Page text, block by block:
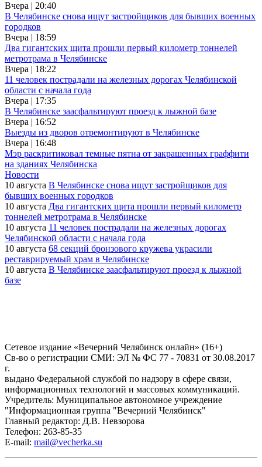
Вчера | 20:40
В Челябинске снова ищут застройщиков для бывших военных
городков
Вчера | 18:59
Два гигантских щита прошли первый километр тоннелей
метротрама в Челябинске
Вчера | 18:22
11 человек пострадали на железных дорогах Челябинской
области с начала года
Вчера | 17:35
В Челябинске заасфальтируют проезд к лыжной базе
Вчера | 16:52
Выезды из дворов отремонтируют в Челябинске
Вчера | 16:48
Мэр раскритиковал темные пятна от закрашенных граффити
на зданиях Челябинска
Новости
10 августа В Челябинске снова ищут застройщиков для
бывших военных городков
10 августа Два гигантских щита прошли первый километр
тоннелей метротрама в Челябинске
10 августа 11 человек пострадали на железных дорогах
Челябинской области с начала года
10 августа 68 секций бронзового кружева украсили
реставрируемый храм в Челябинске
10 августа В Челябинске заасфальтируют проезд к лыжной
базе
Сетевое издание «Вечерний Челябинск онлайн» (16+)
Cв-во о регистрации СМИ: ЭЛ № ФС 77 - 70831 от 30.08.2017
г.
выдано Федеральной службой по надзору в сфере связи,
информационных технологий и массовых коммуникаций.
Учредитель: Муниципальное автономное учреждение
"Информационная группа "Вечерний Челябинск"
Главный редактор: Д.В. Невзорова
Телефон: 263-85-35
E-mail: mail@vecherka.su